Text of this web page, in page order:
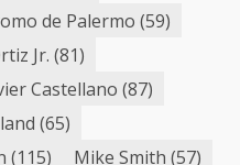
de Palermo (59)
Jr. (81)
Castellano (87)
(65)
(115) Mike Smith (57)